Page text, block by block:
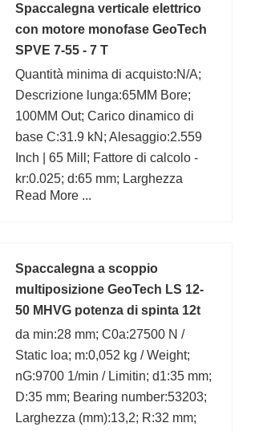
Spaccalegna verticale elettrico
con motore monofase GeoTech
SPVE 7-55 - 7 T
Quantità minima di acquisto:N/A;
Descrizione lunga:65MM Bore;
100MM Out; Carico dinamico di
base C:31.9 kN; Alesaggio:2.559
Inch | 65 Mill; Fattore di calcolo -
kr:0.025; d:65 mm; Larghezza
esterna della corsa:0.709 Inch | 18
f0:15
Read More ...
Spaccalegna a scoppio
multiposizione GeoTech LS 12-
50 MHVG potenza di spinta 12t
da min:28 mm; C0a:27500 N /
Static loa; m:0,052 kg / Weight;
nG:9700 1/min / Limitin; d1:35 mm;
D:35 mm; Bearing number:53203;
Larghezza (mm):13,2; R:32 mm;